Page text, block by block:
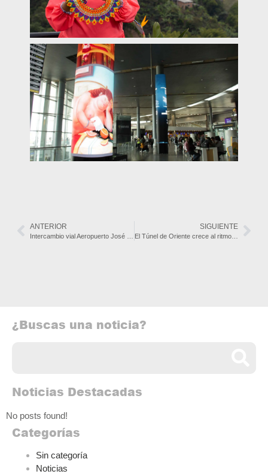
ANTERIOR SIGUIENTE
El Túnel de Oriente crece al ritmo de Antioquia
¿Buscas una noticia?
Noticias Destacadas
No posts found!
Categorías
Sin categoría
Noticias